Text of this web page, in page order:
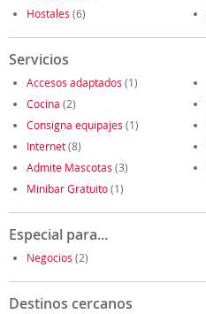
Hostales (6)
Servicios
Accesos adaptados (1)
Cocina (2)
Consigna equipajes (1)
Internet(8)
Admite Mascotas (3)
Minibar Gratuito(1)
Especial para...
Negocios (2)
Destinos cercanos